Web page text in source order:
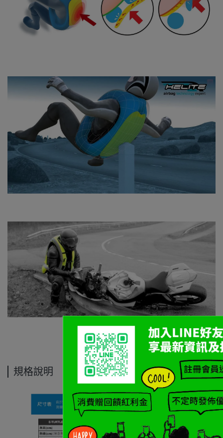
重車論壇評測
規格說明